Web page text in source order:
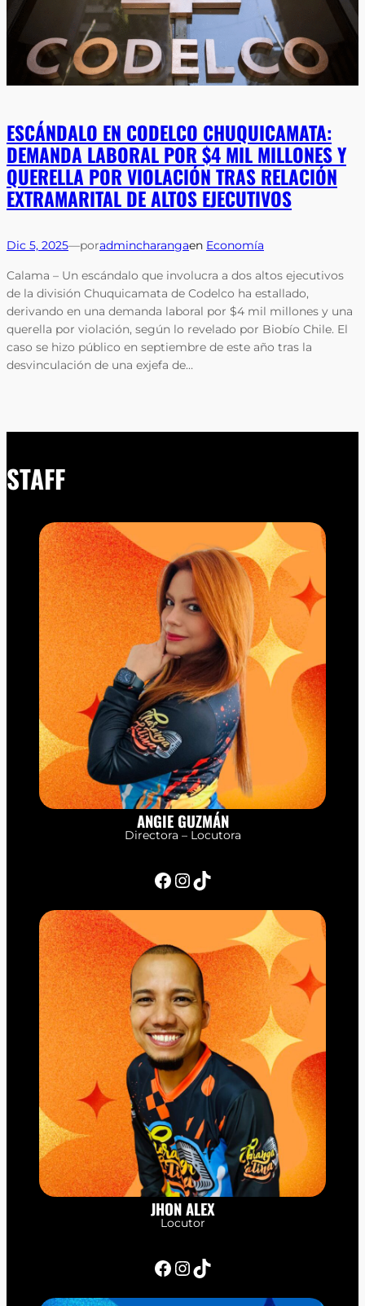
ESCÁNDALO EN CODELCO CHUQUICAMATA:
DEMANDA LABORAL POR $4 MIL MILLONES Y
QUERELLA POR VIOLACIÓN TRAS RELACIÓN
EXTRAMARITAL DE ALTOS EJECUTIVOS
Dic 5, 2025—poradmincharangaen Economía
Calama – Un escándalo que involucra a dos altos ejecutivos
de la división Chuquicamata de Codelco ha estallado,
derivando en una demanda laboral por $4 mil millones y una
querella por violación, según lo revelado por Biobío Chile. El
caso se hizo público en septiembre de este año tras la
desvinculación de una exjefa de…
STAFF
ANGIE GUZMÁN
Directora – Locutora
Facebook InstagramTikTok
JHON ALEX
Locutor
Facebook InstagramTikTok